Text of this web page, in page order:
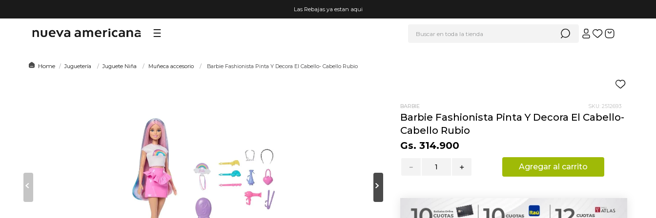
Las Rebajas ya estan aqui
cafetera
7.
organizador
9
almohada
Juguetería Juguete Niña Muñeca accesorio Barbie Fashionista Pinta Y Decora El Cabello- Cabello Rubio
BARBIE SKU: 2512693
Barbie Fashionista Pinta Y Decora El Cabello-
Cabello Rubio
Gs. 314.900
＋
－ Agregar al carrito